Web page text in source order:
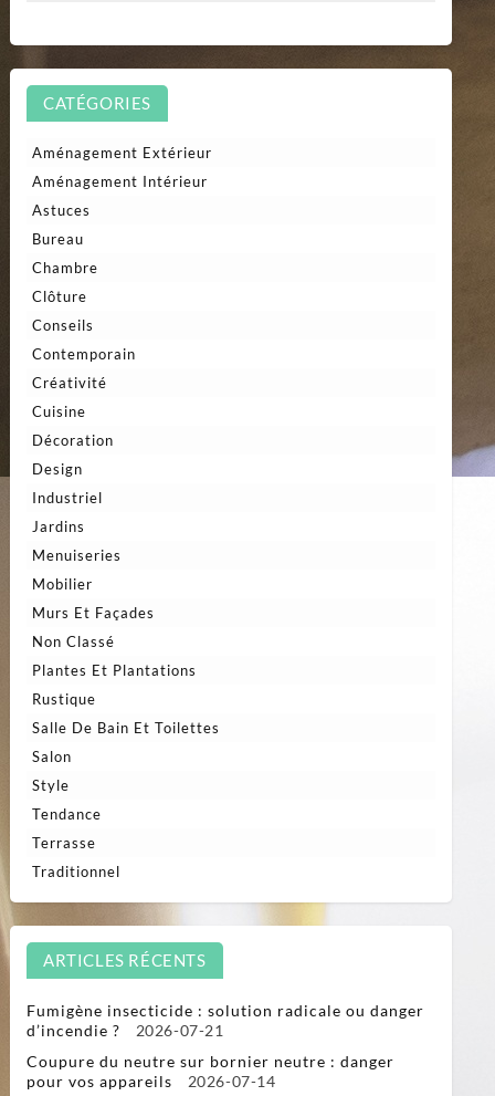
CATÉGORIES
Aménagement Extérieur
Aménagement Intérieur
Astuces
Bureau
Chambre
Clôture
Conseils
Contemporain
Créativité
Cuisine
Décoration
Design
Industriel
Jardins
Menuiseries
Mobilier
Murs Et Façades
Non Classé
Plantes Et Plantations
Rustique
Salle De Bain Et Toilettes
Salon
Style
Tendance
Terrasse
Traditionnel
ARTICLES RÉCENTS
Fumigène insecticide : solution radicale ou danger
d’incendie ?
2026-07-21
Coupure du neutre sur bornier neutre : danger
pour vos appareils
2026-07-14